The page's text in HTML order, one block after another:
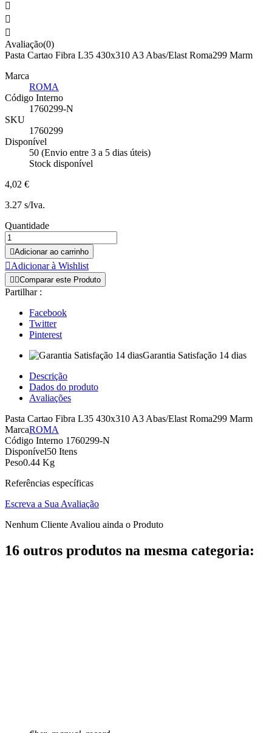



Avaliação(0)
Pasta Cartao Fibra L35 430x310 A3 Abas/Elast Roma299 Marm
Marca
ROMA
Código Interno
1760299-N
SKU
1760299
Disponível
50 (Envio entre 3 a 5 dias úteis)
Stock disponível
4,02 €
3.27 s/Iva.
Quantidade
Adicionar ao carrinho
Adicionar à Wishlist
 Comparar este Produto
Partilhar :
Facebook
Twitter
Pinterest
Garantia Satisfação 14 dias
Descrição
Dados do produto
Avaliações
Pasta Cartao Fibra L35 430x310 A3 Abas/Elast Roma299 Marm
MarcaROMA
Código Interno 1760299-N
Disponível50 Itens
Peso0.44 Kg
Referências específicas
Escreva a Sua Avaliação
Nenhum Cliente Avaliou ainda o Produto
16 outros produtos na mesma categoria: